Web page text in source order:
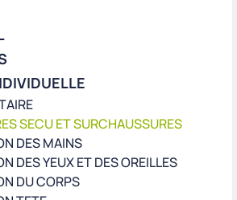
SECU ET SURCHAUSSURES
DES MAINS
DES YEUX ET DES OREILLES
DU CORPS